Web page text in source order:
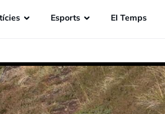
Esports EI Temps